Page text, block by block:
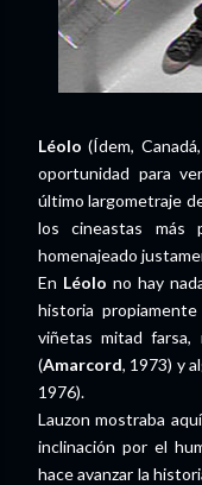
Léolo (Ídem,
oportunidad para
último largometraje
los cineastas más
homenajeado
En Léolo no hay
historia
viñetas mitad farsa,
(Amarcord, 1973) y
1976).
Lauzon mostraba
inclinación por el
hace avanzar la